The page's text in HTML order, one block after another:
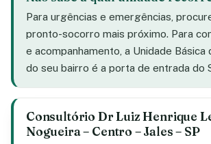
Para urgências e emergências,
pronto-socorro mais próximo. Para
e acompanhamento, a Unidade Básica
do seu bairro é a porta de entrada do
Consultório Dr Luiz Henrique
Nogueira – Centro – Jales – SP